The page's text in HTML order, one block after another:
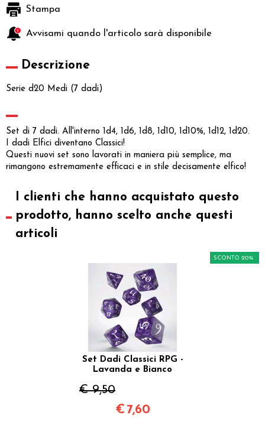
Stampa
Avvisami quando l'articolo sarà disponibile
Descrizione
Serie d20 Medi (7 dadi)
Set di 7 dadi. All'interno 1d4, 1d6, 1d8, 1d10, 1d10%, 1d12, 1d20.
I dadi Elfici diventano Classici!
Questi nuovi set sono lavorati in maniera più semplice, ma
rimangono estremamente efficaci e in stile decisamente elfico!
I clienti che hanno acquistato questo
prodotto, hanno scelto anche questi
articoli
Set Dadi Classici RPG -
Lavanda e Bianco
€ 9,50
SCONTO 20%
€ 7,60